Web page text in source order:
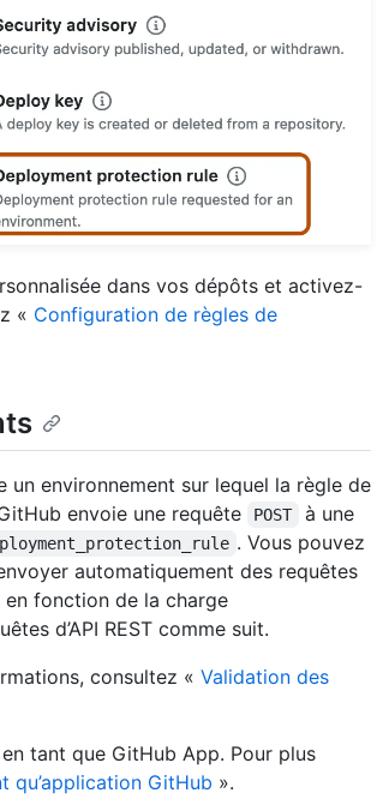
dans vos dépôts et activez-
« Configuration de règles de
environnement sur lequel la règle de
envoie une requête
POST
à une
. Vous pouvez
automatiquement des requêtes
en fonction de la charge
d’API REST comme suit.
consultez « Validation des
tant que GitHub App. Pour plus
qu’application GitHub ».